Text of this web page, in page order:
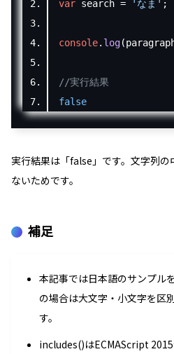
var search = 'なま' ;
console. log(
//実行結果
false
実行結果は「false 」です。文字列
ないためです。
補足
本記事では日本語のサンプル
の場合は大文字・小文字を区
す。
includes()はECMAScript